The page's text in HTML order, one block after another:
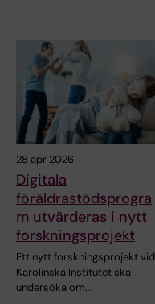
28 apr 2026
Digitala
föräldrastödsprogra
m utvärderas i nytt
forskningsprojekt
Ett nytt forskningsprojekt vid
Karolinska Institutet ska
undersöka om…